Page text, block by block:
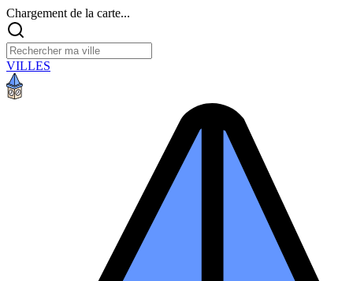
Chargement de la carte...
VILLES